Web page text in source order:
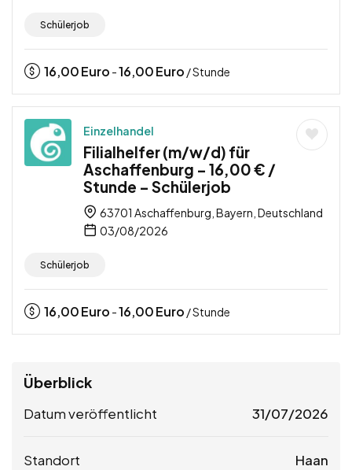
Schülerjob
16,00Euro -16,00Euro / Stunde
Einzelhandel
Filialhelfer (m/w/d) für
Aschaffenburg – 16,00 € /
Stunde – Schülerjob
63701 Aschaffenburg, Bayern, Deutschland
03/08/2026
Schülerjob
16,00Euro -16,00Euro / Stunde
Überblick
Datum veröffentlicht 31/07/2026
Standort Haan